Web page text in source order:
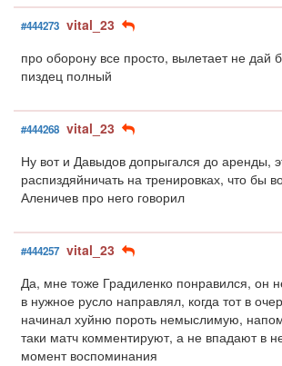
#444273 vital_23
про оборону все просто, вылетает не дай
пиздец полный
#444268 vital_23
Ну вот и Давыдов допрыгался до аренды,
распиздяйничать на тренировках, что бы
Аленичев про него говорил
#444257 vital_23
Да, мне тоже Градиленко понравился, он
в нужное русло направлял, когда тот в
начинал хуйню пороть немыслимую,
таки матч комментируют, а не впадают в
момент воспоминания